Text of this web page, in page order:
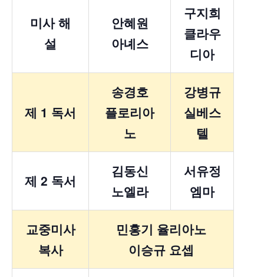
미사 해
설
안혜원
아녜스
구지희
클라우
디아
제 1 독서
송경호
플로리아
노
강병규
실베스
텔
제 2 독서
김동신
노엘라
서유정
엠마
교중미사
복사
민홍기 율리아노
이승규 요셉